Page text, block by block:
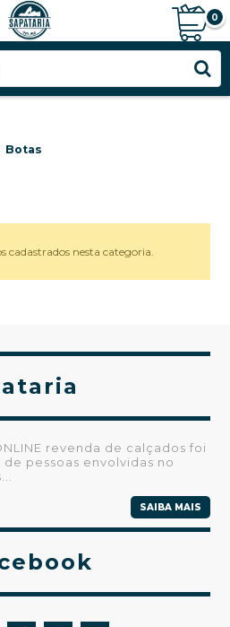
0
Botas
cadastrados nesta categoria.
revenda de calçados foi
pessoas envolvidas no
SAIBA MAIS